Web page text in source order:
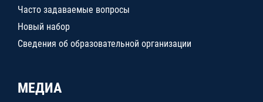
Часто задаваемые вопросы
Новый набор
Сведения об образовательной организации
МЕДИА